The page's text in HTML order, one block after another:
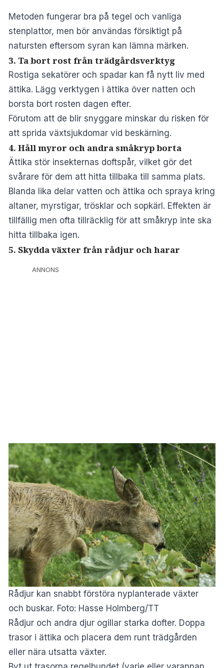
Metoden fungerar bra på tegel och vanliga
stenplattor, men bör användas försiktigt på
natursten eftersom syran kan lämna märken.
3. Ta bort rost från trädgårdsverktyg
Rostiga sekatörer och spadar kan få nytt liv med
ättika. Lägg verktygen i ättika över natten och
borsta bort rosten dagen efter.
Förutom att de blir snyggare minskar du risken för
att sprida växtsjukdomar vid beskärning.
4. Håll myror och andra småkryp borta
Ättika stör insekternas doftspår, vilket gör det
svårare för dem att hitta tillbaka till samma plats.
Blanda lika delar vatten och ättika och spraya kring
altaner, myrstigar, trösklar och sopkärl. Effekten är
tillfällig men ofta tillräcklig för att småkryp inte ska
hitta tillbaka igen.
5. Skydda växter från rådjur och harar
ANNONS
Rådjur kan snabbt förstöra nyplanterade växter
och buskar. Foto: Hasse Holmberg/TT
Rådjur och andra djur ogillar starka dofter. Doppa
trasor i ättika och placera dem runt trädgården
eller nära utsatta växter.